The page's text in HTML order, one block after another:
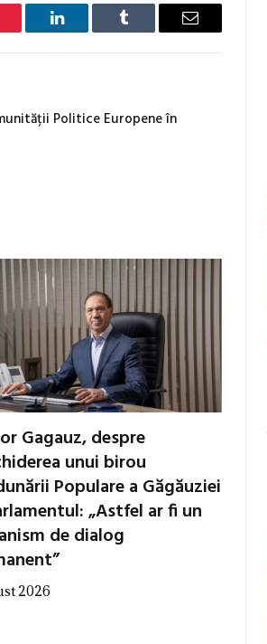
LinkedIn Tumblr Email
Politice Europene în
Gagauz, despre
unui birou
Populare a Găgăuziei
„Astfel ar fi un
de dialog
2026